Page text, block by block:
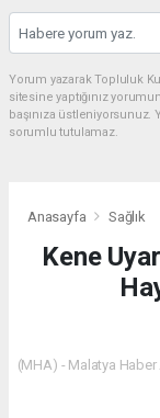
Yorum yazarak Topluluk
sitesine yaptığınız
başınıza
sorumlu tutulamaz.
Anasayfa Sağlık
Kene
(MHA) - Malatya Haber